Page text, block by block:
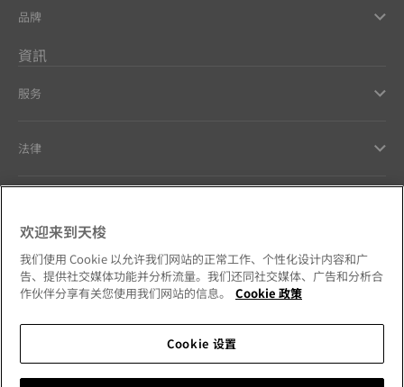
品牌
資訊
服务
法律
Our commitments
Follow us on social media
欢迎来到天梭
我们使用 Cookie 以允许我们网站的正常工作、个性化设计内容和广
告、提供社交媒体功能并分析流量。我们还同社交媒体、广告和分析合
作伙伴分享有关您使用我们网站的信息。
Cookie 政策
Cookie 设置